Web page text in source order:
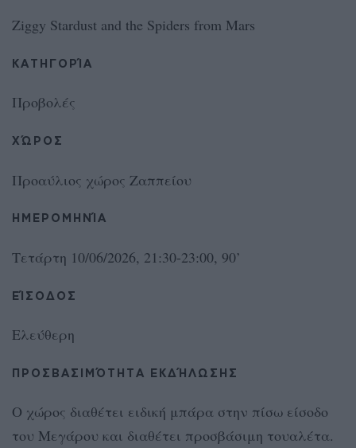
Ziggy Stardust and the Spiders from Mars
ΚΑΤΗΓΟΡΊΑ
Προβολές
ΧΏΡΟΣ
Προαύλιος χώρος Ζαππείου
ΗΜΕΡΟΜΗΝΊΑ
Τετάρτη 10/06/2026, 21:30-23:00, 90’
ΕΊΣΟΔΟΣ
Ελεύθερη
ΠΡΟΣΒΑΣΙΜΌΤΗΤΑ ΕΚΔΉΛΩΣΗΣ
Ο χώρος διαθέτει ειδική μπάρα στην πίσω είσοδο
του Μεγάρου και διαθέτει προσβάσιμη τουαλέτα.